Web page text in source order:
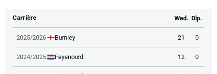
Carrière Wed. Dlp.
2025/2026 Burnley 21 0
2024/2025 Feyenoord 12 0